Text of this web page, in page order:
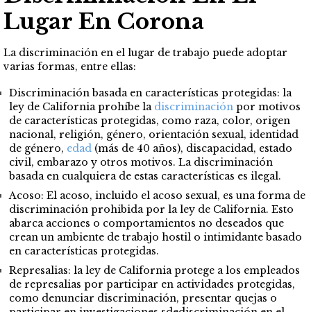
Lugar En Corona
La discriminación en el lugar de trabajo puede adoptar
varias formas, entre ellas:
Discriminación basada en características protegidas: la
ley de California prohíbe la discriminación por motivos
de características protegidas, como raza, color, origen
nacional, religión, género, orientación sexual, identidad
de género, edad (más de 40 años), discapacidad, estado
civil, embarazo y otros motivos. La discriminación
basada en cualquiera de estas características es ilegal.
Acoso: El acoso, incluido el acoso sexual, es una forma de
discriminación prohibida por la ley de California. Esto
abarca acciones o comportamientos no deseados que
crean un ambiente de trabajo hostil o intimidante basado
en características protegidas.
Represalias: la ley de California protege a los empleados
de represalias por participar en actividades protegidas,
como denunciar discriminación, presentar quejas o